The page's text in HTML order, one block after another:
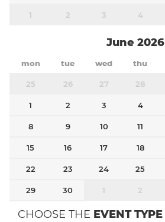
1 2 3 4
June 2026
mon tue wed thu
25 26 27 28
1 2 3 4
8 9 10 11
15 16 17 18
22 23 24 25
29 30 1 2
CHOOSE THE EVENT TYPE